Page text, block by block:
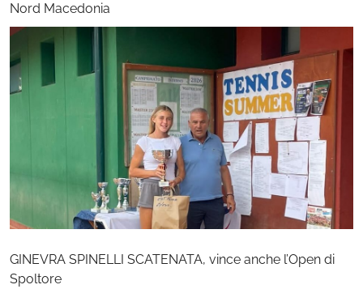
Nord Macedonia
GINEVRA SPINELLI SCATENATA, vince anche l’Open di
Spoltore